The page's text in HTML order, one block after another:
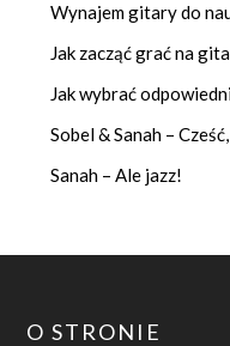
Wynajem gitary do
Jak zacząć grać na
Jak wybrać
Sobel & Sanah –
Sanah – Ale jazz!
O STRONIE